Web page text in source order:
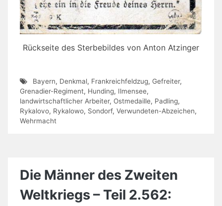
Rückseite des Sterbebildes von Anton Atzinger
Bayern, Denkmal, Frankreichfeldzug, Gefreiter,
Grenadier-Regiment, Hunding, Ilmensee,
landwirtschaftlicher Arbeiter, Ostmedaille, Padling,
Rykalovo, Rykalowo, Sondorf, Verwundeten-Abzeichen,
Wehrmacht
Die Männer des Zweiten
Weltkriegs – Teil 2.562: